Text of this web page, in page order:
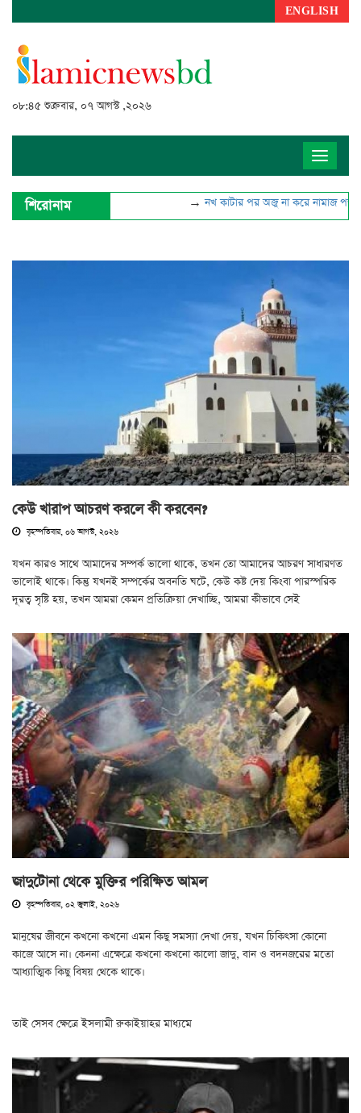
ENGLISH
০৮:৪৫ শুক্রবার, ০৭ আগস্ট ,২০২৬
Toggle
শিরোনাম নখ কাটার পর অজু না করে নামাজ পড়া যাবে?
কেউ খারাপ আচরণ করলে কী করবেন?
বৃহস্পতিবার, ০৬ আগস্ট, ২০২৬
যখন কারও সাথে আমাদের সম্পর্ক ভালো থাকে, তখন তো আমাদের আচরণ সাধারণত
ভালোই থাকে। কিন্তু যখনই সম্পর্কের অবনতি ঘটে, কেউ কষ্ট দেয় কিংবা পারস্পরিক
দূরত্ব সৃষ্টি হয়, তখন আমরা কেমন প্রতিক্রিয়া দেখাচ্ছি, আমরা কীভাবে সেই
জাদুটোনা থেকে মুক্তির পরিক্ষিত আমল
বৃহস্পতিবার, ০২ জুলাই, ২০২৬
মানুষের জীবনে কখনো কখনো এমন কিছু সমস্যা দেখা দেয়, যখন চিকিৎসা কোনো
কাজে আসে না। কেননা এক্ষেত্রে কখনো কখনো কালো জাদু, বান ও বদনজরের মতো
আধ্যাত্মিক কিছু বিষয় থেকে থাকে।
তাই সেসব ক্ষেত্রে ইসলামী রুকাইয়াহর মাধ্যমে